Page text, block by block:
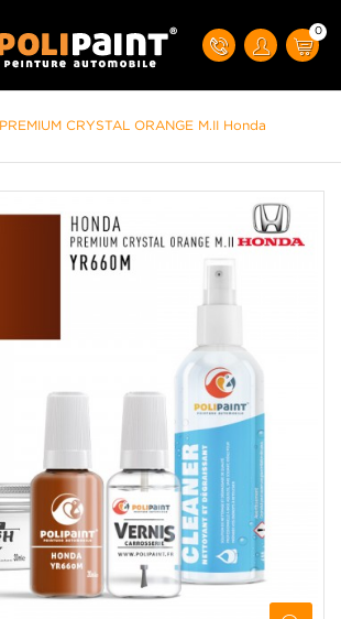
0
CRYSTAL ORANGE M.II Honda